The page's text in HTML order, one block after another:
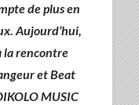
de plus en
Aujourd’hui,
la rencontre
et Beat
MUSIC